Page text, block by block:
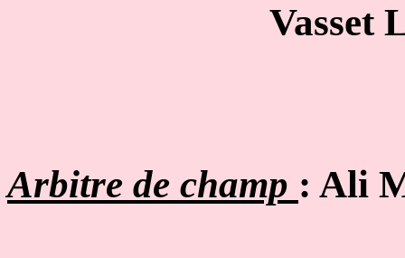
Vasset
Arbitre de champ : Ali